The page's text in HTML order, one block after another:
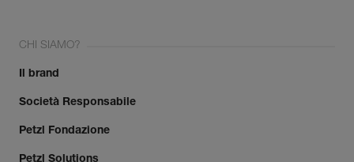
CHI SIAMO?
Il brand
Società Responsabile
Petzl Fondazione
Petzl Solutions